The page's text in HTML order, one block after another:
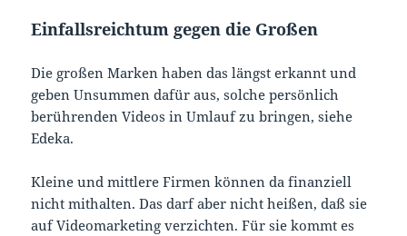
Einfallsreichtum gegen die Großen
Die großen Marken haben das längst erkannt und
geben Unsummen dafür aus, solche persönlich
berührenden Videos in Umlauf zu bringen, siehe
Edeka.
Kleine und mittlere Firmen können da finanziell
nicht mithalten. Das darf aber nicht heißen, daß sie
auf Videomarketing verzichten. Für sie kommt es